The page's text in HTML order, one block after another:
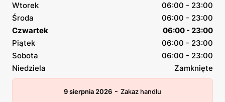
Wtorek
06:00 - 23:00
Środa
06:00 - 23:00
Czwartek
06:00 - 23:00
Piątek
06:00 - 23:00
Sobota
06:00 - 23:00
Niedziela
Zamknięte
9 sierpnia 2026 - Zakaz handlu